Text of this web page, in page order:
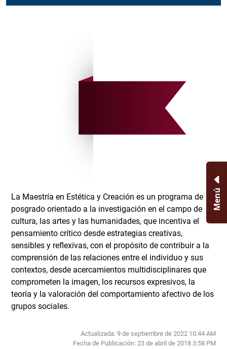
La Maestría en Estética y Creación es un programa de
posgrado orientado a la investigación en el campo de la
cultura, las artes y las humanidades, que incentiva el
pensamiento crítico desde estrategias creativas,
sensibles y reflexivas, con el propósito de contribuir a la
comprensión de las relaciones entre el individuo y sus
contextos, desde acercamientos multidisciplinares que
comprometen la imagen, los recursos expresivos, la
teoría y la valoración del comportamiento afectivo de los
grupos sociales.
Actualizada: 9 de septiembre de 2022 10:44 AM
Fecha de Publicación: 23 de abril de 2018 3:58 PM
Menú